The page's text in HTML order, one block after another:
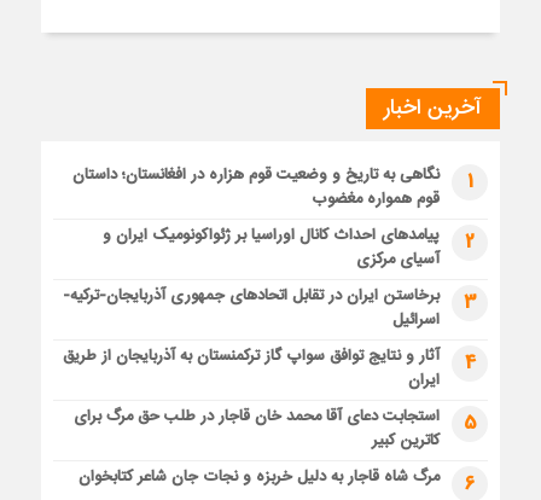
آخرین اخبار
1
نگاهی به تاریخ و وضعیت قوم هزاره در افغانستان؛ داستان
قوم همواره مغضوب
2
پیامدهای احداث کانال اوراسیا بر ژئواکونومیک ایران و
آسیای مرکزی
3
برخاستن ایران در تقابل اتحادهای جمهوری آذربایجان-ترکیه-
اسرائیل
4
آثار و نتایج توافق سواپ گاز ترکمنستان به آذربایجان از طریق
ایران
5
استجابت دعای آقا محمد خان قاجار در طلب حق مرگ برای
کاترین کبیر
6 مرگ شاه قاجار به دلیل خربزه و نجات جان شاعر کتابخوان